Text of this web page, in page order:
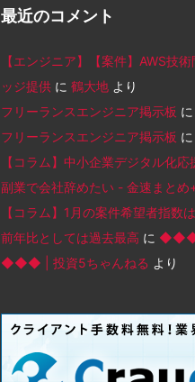
最近のコメント
【エンジニア】【案件】AWS技
ッジ提供 に 鶴大地 より
フリーランスエンジニア掲示板 に
フリーランスエンジニア掲示板 に
【コラム】中小企業デジタル化
副業で会社辞めたい - 金速まとめ
【コラム】1月の案件希望者指数
前年比としては過去最高 に
◆◆◆ | 投資5ちゃんねる より